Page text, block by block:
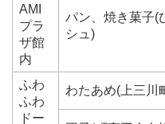
AMI
プラ
ザ館
内
パン、焼き菓子(
シュ)
ふわ
ふわ
ドー
わたあめ(上三川